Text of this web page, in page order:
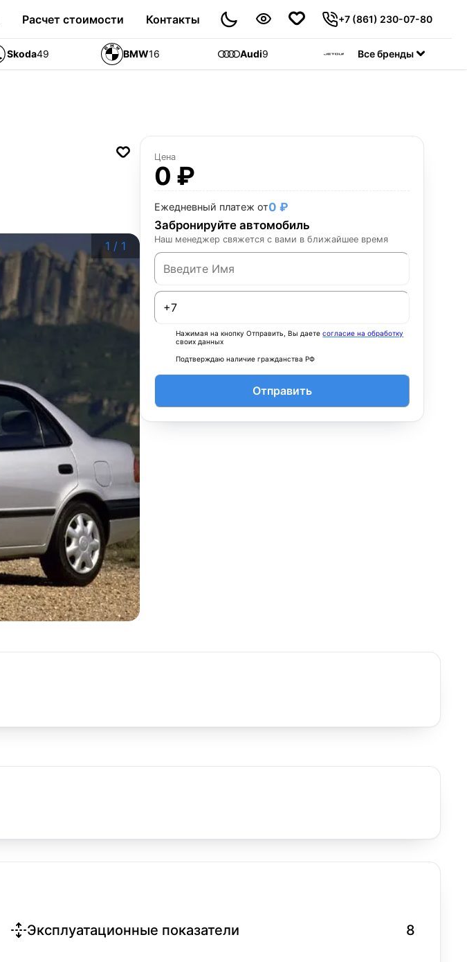
Расчет стоимости Контакты +7 (861) 230-07-80
Skoda49 BMW16 Audi9 Jetour55
Все бренды
1 / 1
Цена
0 ₽
Ежедневный платеж от0 ₽
Забронируйте автомобиль
Наш менеджер свяжется с вами в ближайшее время
Нажимая на кнопку Отправить, Вы даетесогласие на обработку
своих данных
Подтверждаю наличие гражданства РФ
Отправить
Эксплуатационные показатели 8